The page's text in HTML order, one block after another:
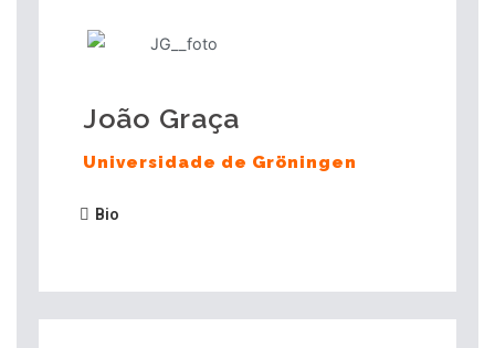
João Graça
Universidade de Gröningen
Bio